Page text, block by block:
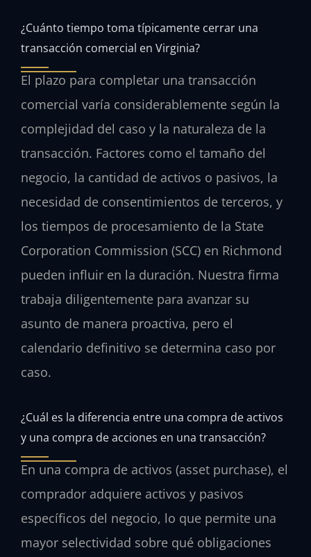
¿Cuánto tiempo toma típicamente cerrar una
transacción comercial en Virginia?
El plazo para completar una transacción
comercial varía considerablemente según la
complejidad del caso y la naturaleza de la
transacción. Factores como el tamaño del
negocio, la cantidad de activos o pasivos, la
necesidad de consentimientos de terceros, y
los tiempos de procesamiento de la State
Corporation Commission (SCC) en Richmond
pueden influir en la duración. Nuestra firma
trabaja diligentemente para avanzar su
asunto de manera proactiva, pero el
calendario definitivo se determina caso por
caso.
¿Cuál es la diferencia entre una compra de activos
y una compra de acciones en una transacción?
En una compra de activos (asset purchase), el
comprador adquiere activos y pasivos
específicos del negocio, lo que permite una
mayor selectividad sobre qué obligaciones